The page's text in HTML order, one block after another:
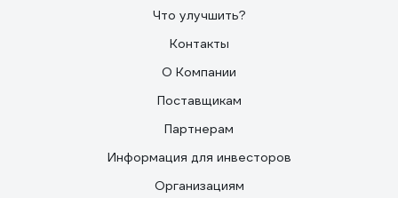
Что улучшить?
Контакты
О Компании
Поставщикам
Партнерам
Информация для инвесторов
Организациям